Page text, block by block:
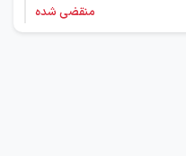
منقضی شده